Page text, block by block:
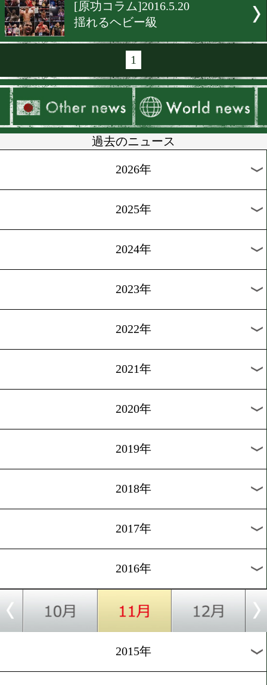
[コラム]2016.7.28
高山勝成が勝利に飢えてい
[ニュース]2016.6.18
ボクシングと大東亜
[だいごのジム訪問
でしゃばらないこと
[コラム]2016.5.22
水抜きのリスクと必要性.3
[原功コラム]2016.5.20
揺れるヘビー級
1
過去のニュース
2025年
2024年
2023年
2022年